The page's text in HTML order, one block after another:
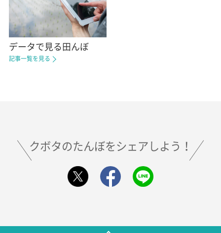
データで見る田んぼ
記事一覧を見る
クボタのたんぼをシェアしよう！